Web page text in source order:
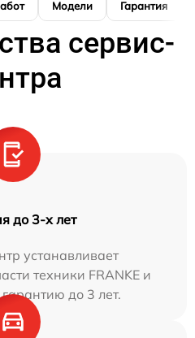
Модели Гарантия
сервис-
до 3-х лет
устанавливает
техники FRANKE и
до 3 лет.